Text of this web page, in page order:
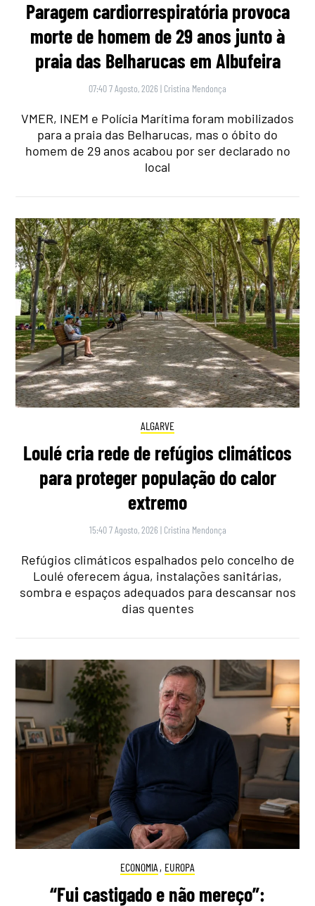
Paragem cardiorrespiratória provoca
morte de homem de 29 anos junto à
praia das Belharucas em Albufeira
07:40 7 Agosto, 2026 | Cristina Mendonça
VMER, INEM e Polícia Marítima foram mobilizados
para a praia das Belharucas, mas o óbito do
homem de 29 anos acabou por ser declarado no
local
ALGARVE
Loulé cria rede de refúgios climáticos
para proteger população do calor
extremo
15:40 7 Agosto, 2026 | Cristina Mendonça
Refúgios climáticos espalhados pelo concelho de
Loulé oferecem água, instalações sanitárias,
sombra e espaços adequados para descansar nos
dias quentes
ECONOMIA , EUROPA
“Fui castigado e não mereço”: